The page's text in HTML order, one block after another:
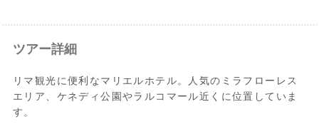
ツアー詳細
リマ観光に便利なマリエルホテル。人気のミラフローレス
エリア、ケネディ公園やラルコマール近くに位置していま
す。